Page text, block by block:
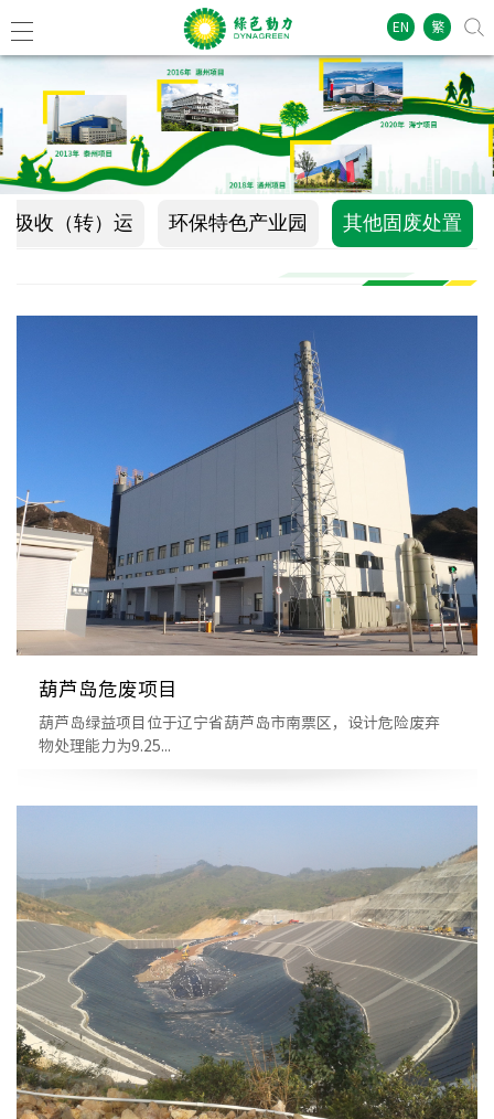
EN 繁
圾收（转）运 环保特色产业园 其他固废处置
葫芦岛危废项目
葫芦岛绿益项目位于辽宁省葫芦岛市南票区，设计危险废弃
物处理能力为9.25...